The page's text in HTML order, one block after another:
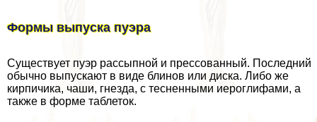
Формы выпуска пуэра
Существует пуэр рассыпной и прессованный. Последний
обычно выпускают в виде блинов или диска. Либо же
кирпичика, чаши, гнезда, с тесненными иероглифами, а
также в форме таблеток.